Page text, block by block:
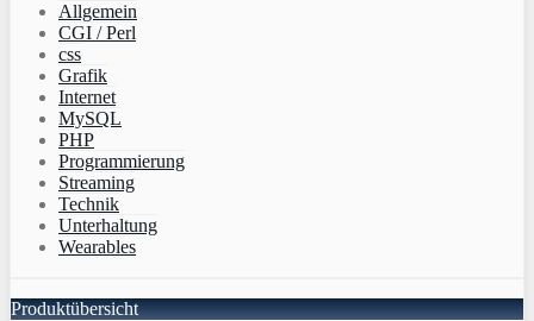
Allgemein
CGI / Perl
css
Grafik
Internet
MySQL
PHP
Programmierung
Streaming
Technik
Unterhaltung
Wearables
Produktübersicht